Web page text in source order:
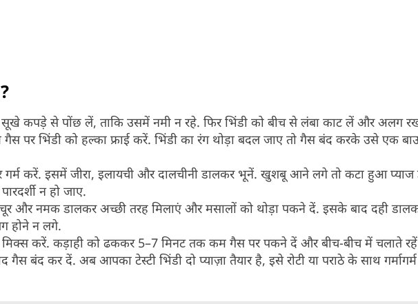
कपड़े से पोंछ लें, ताकि उसमें नमी न रहे. फिर भिंडी को बीच से लंबा काट लें और अलग
पर भिंडी को हल्का फ्राई करें. भिंडी का रंग थोड़ा बदल जाए तो गैस बंद करके उसे एक
गर्म करें. इसमें जीरा, इलायची और दालचीनी डालकर भूनें. खुशबू आने लगे तो कटा हुआ
न हो जाए.
और नमक डालकर अच्छी तरह मिलाएं और मसालों को थोड़ा पकने दें. इसके बाद दही
होने न लगे.
मिक्स करें. कड़ाही को ढककर 5–7 मिनट तक कम गैस पर पकने दें और बीच-बीच में चलाते
बंद कर दें. अब आपका टेस्टी भिंडी दो प्याज़ा तैयार है, इसे रोटी या पराठे के साथ